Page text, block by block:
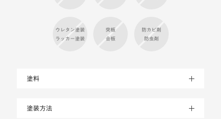
ウレタン塗装
ラッカー塗装
突板
合板
防カビ剤
防虫剤
塗料
塗装方法